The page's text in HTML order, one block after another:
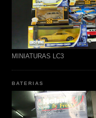
MINIATURAS LC3
BATERIAS